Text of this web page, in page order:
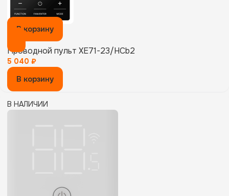
В корзину
Проводной пульт XE71-23/HCb2
5 040 ₽
В корзину
В НАЛИЧИИ